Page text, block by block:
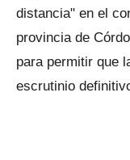
distancia" en el
provincia de
para permitir que
escrutinio